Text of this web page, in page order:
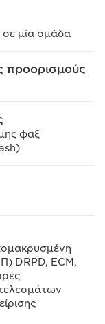
μία ομάδα
προορισμούς
φαξ
DRPD, ECM,